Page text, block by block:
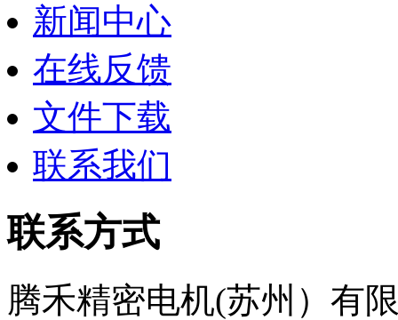
新闻中心
在线反馈
文件下载
联系我们
联系方式
腾禾精密电机(苏州）有